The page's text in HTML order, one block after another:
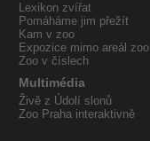
Lexikon zvířat
Pomáháme jim přežít
Kam v zoo
Expozice mimo areál zoo
Zoo v číslech
Multimédia
Živě z Údolí slonů
Zoo Praha interaktivně